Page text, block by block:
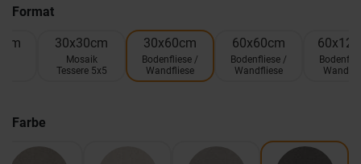
Format
30x30cm
Mosaik
Tessere 5x5
30x60cm
Bodenfliese /
Wandfliese
60x60cm
Bodenfliese /
Wandfliese
Farbe